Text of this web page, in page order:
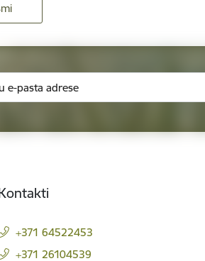
+371 64522453
+371 26104539